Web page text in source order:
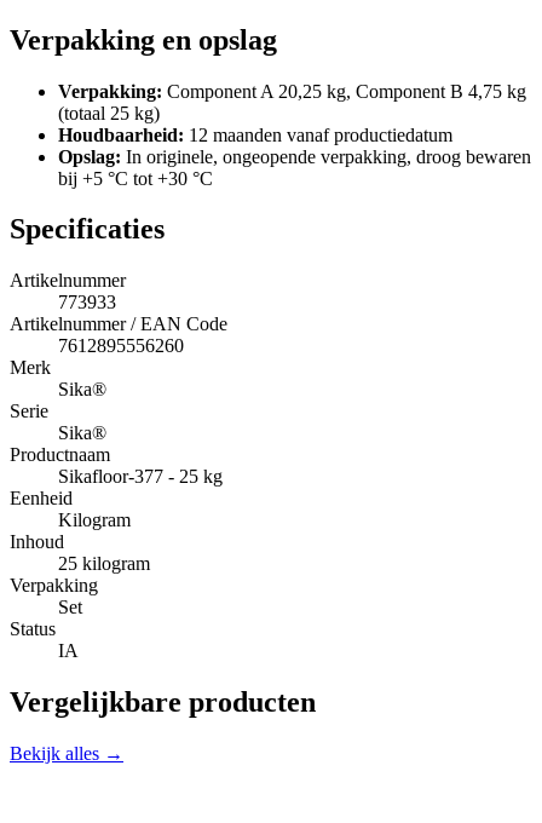
Verpakking en opslag
Verpakking: Component A 20,25 kg, Component B 4,75 kg
(totaal 25 kg)
Houdbaarheid: 12 maanden vanaf productiedatum
Opslag: In originele, ongeopende verpakking, droog bewaren
bij +5 °C tot +30 °C
Specificaties
Artikelnummer
773933
Artikelnummer / EAN Code
7612895556260
Merk
Sika®
Serie
Sika®
Productnaam
Sikafloor-377 - 25 kg
Eenheid
Kilogram
Inhoud
25 kilogram
Verpakking
Set
Status
IA
Vergelijkbare producten
Bekijk alles →